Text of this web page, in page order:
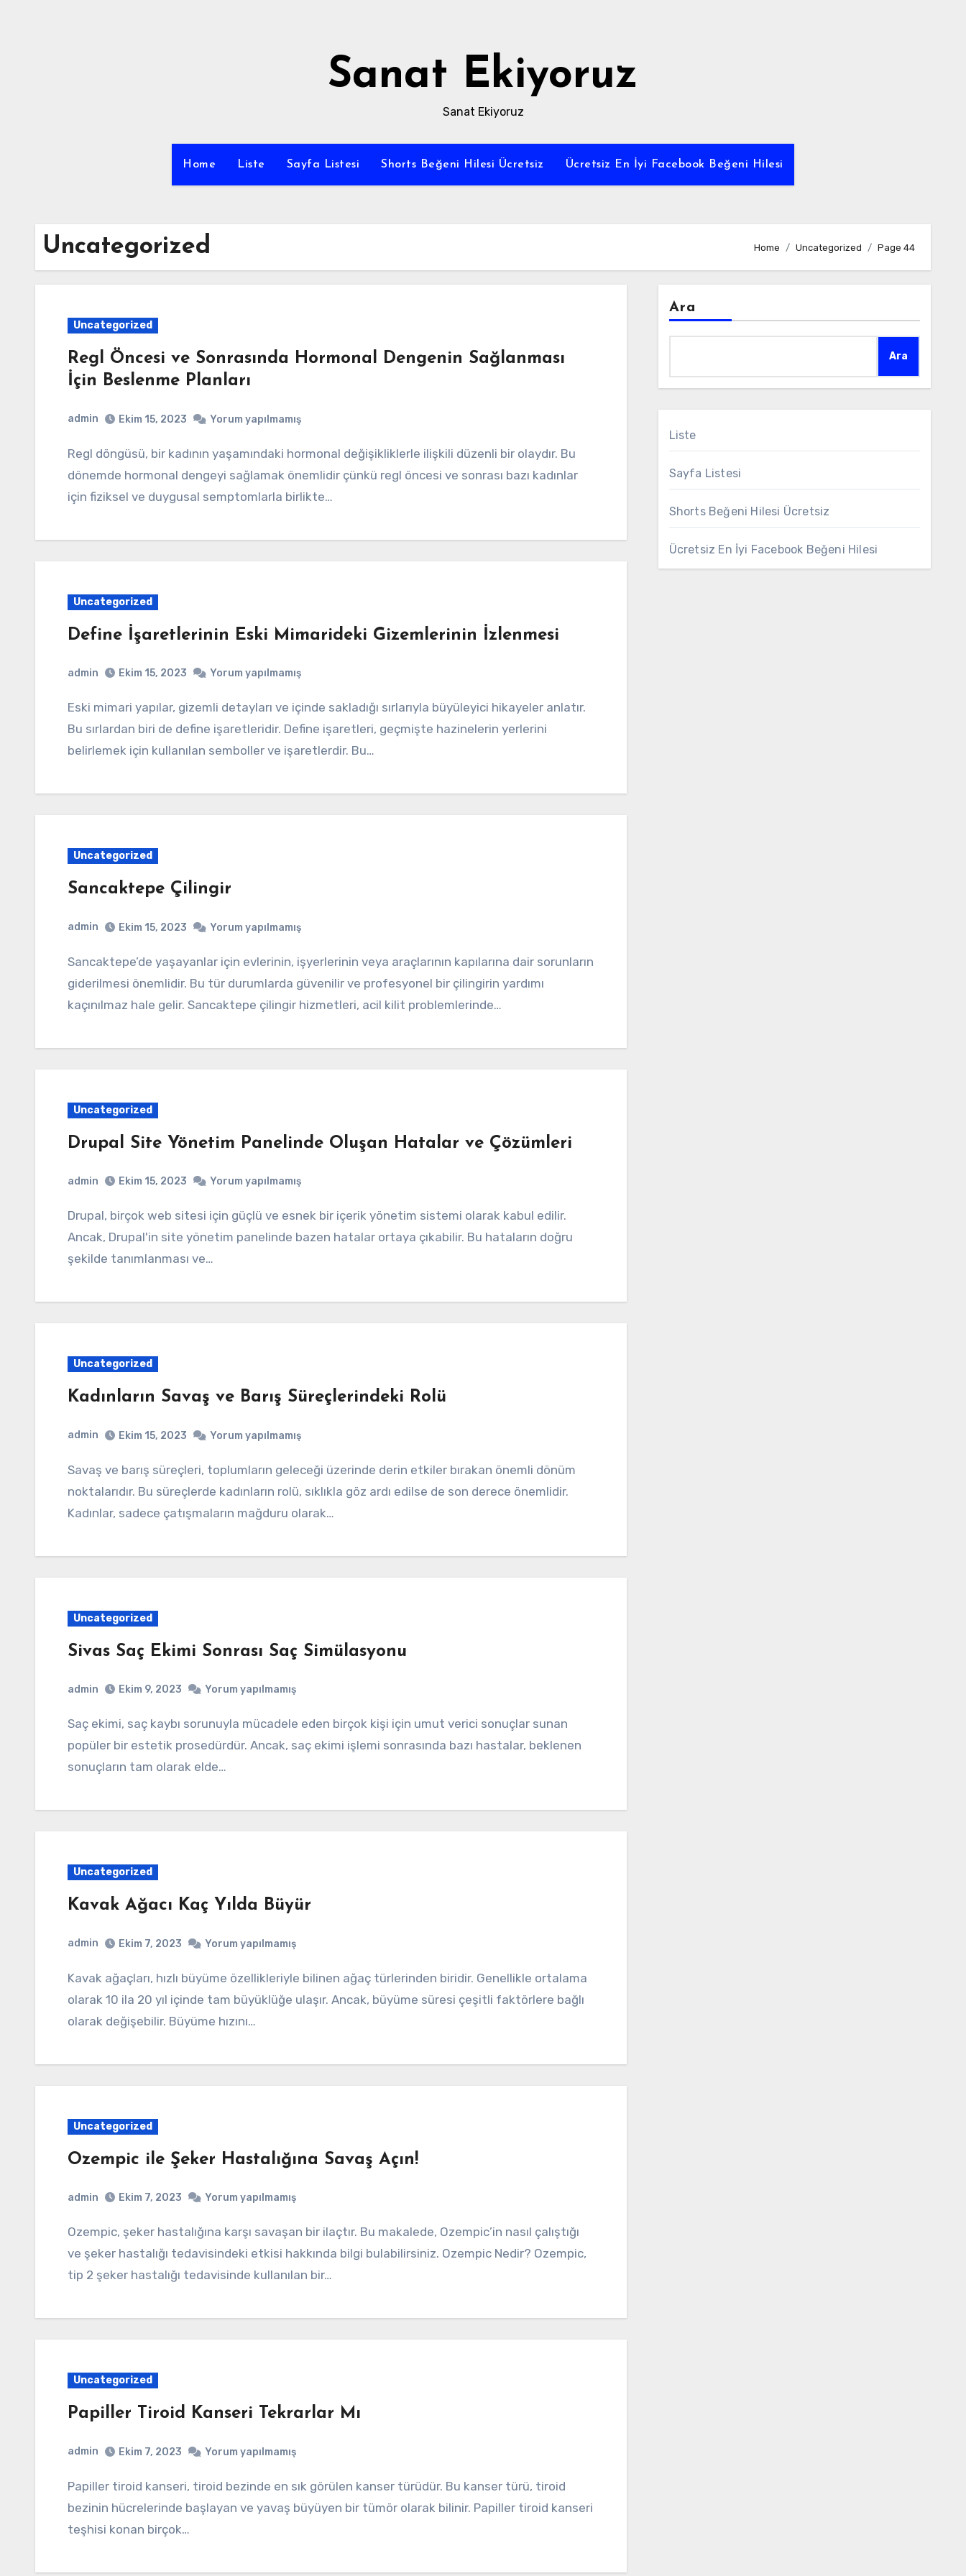
Sanat Ekiyoruz
Sanat Ekiyoruz
Home Liste Sayfa Listesi Shorts Beğeni Hilesi Ücretsiz Ücretsiz En İyi Facebook Beğeni Hilesi
Uncategorized Home Uncategorized Page 44
Uncategorized
Regl Öncesi ve Sonrasında Hormonal Dengenin Sağlanması
İçin Beslenme Planları
admin Ekim 15, 2023 Yorum yapılmamış
Regl döngüsü, bir kadının yaşamındaki hormonal değişikliklerle ilişkili düzenli bir olaydır. Bu
dönemde hormonal dengeyi sağlamak önemlidir çünkü regl öncesi ve sonrası bazı kadınlar
için fiziksel ve duygusal semptomlarla birlikte…
Uncategorized
Define İşaretlerinin Eski Mimarideki Gizemlerinin İzlenmesi
admin Ekim 15, 2023 Yorum yapılmamış
Eski mimari yapılar, gizemli detayları ve içinde sakladığı sırlarıyla büyüleyici hikayeler anlatır.
Bu sırlardan biri de define işaretleridir. Define işaretleri, geçmişte hazinelerin yerlerini
belirlemek için kullanılan semboller ve işaretlerdir. Bu…
Uncategorized
Sancaktepe Çilingir
admin Ekim 15, 2023 Yorum yapılmamış
Sancaktepe’de yaşayanlar için evlerinin, işyerlerinin veya araçlarının kapılarına dair sorunların
giderilmesi önemlidir. Bu tür durumlarda güvenilir ve profesyonel bir çilingirin yardımı
kaçınılmaz hale gelir. Sancaktepe çilingir hizmetleri, acil kilit problemlerinde…
Uncategorized
Drupal Site Yönetim Panelinde Oluşan Hatalar ve Çözümleri
admin Ekim 15, 2023 Yorum yapılmamış
Drupal, birçok web sitesi için güçlü ve esnek bir içerik yönetim sistemi olarak kabul edilir.
Ancak, Drupal'in site yönetim panelinde bazen hatalar ortaya çıkabilir. Bu hataların doğru
şekilde tanımlanması ve…
Uncategorized
Kadınların Savaş ve Barış Süreçlerindeki Rolü
admin Ekim 15, 2023 Yorum yapılmamış
Savaş ve barış süreçleri, toplumların geleceği üzerinde derin etkiler bırakan önemli dönüm
noktalarıdır. Bu süreçlerde kadınların rolü, sıklıkla göz ardı edilse de son derece önemlidir.
Kadınlar, sadece çatışmaların mağduru olarak…
Uncategorized
Sivas Saç Ekimi Sonrası Saç Simülasyonu
admin Ekim 9, 2023 Yorum yapılmamış
Saç ekimi, saç kaybı sorunuyla mücadele eden birçok kişi için umut verici sonuçlar sunan
popüler bir estetik prosedürdür. Ancak, saç ekimi işlemi sonrasında bazı hastalar, beklenen
sonuçların tam olarak elde…
Uncategorized
Kavak Ağacı Kaç Yılda Büyür
admin Ekim 7, 2023 Yorum yapılmamış
Kavak ağaçları, hızlı büyüme özellikleriyle bilinen ağaç türlerinden biridir. Genellikle ortalama
olarak 10 ila 20 yıl içinde tam büyüklüğe ulaşır. Ancak, büyüme süresi çeşitli faktörlere bağlı
olarak değişebilir. Büyüme hızını…
Uncategorized
Ozempic ile Şeker Hastalığına Savaş Açın!
admin Ekim 7, 2023 Yorum yapılmamış
Ozempic, şeker hastalığına karşı savaşan bir ilaçtır. Bu makalede, Ozempic’in nasıl çalıştığı
ve şeker hastalığı tedavisindeki etkisi hakkında bilgi bulabilirsiniz. Ozempic Nedir? Ozempic,
tip 2 şeker hastalığı tedavisinde kullanılan bir…
Uncategorized
Papiller Tiroid Kanseri Tekrarlar Mı
admin Ekim 7, 2023 Yorum yapılmamış
Papiller tiroid kanseri, tiroid bezinde en sık görülen kanser türüdür. Bu kanser türü, tiroid
bezinin hücrelerinde başlayan ve yavaş büyüyen bir tümör olarak bilinir. Papiller tiroid kanseri
teşhisi konan birçok…
Ara
Ara
Liste
Sayfa Listesi
Shorts Beğeni Hilesi Ücretsiz
Ücretsiz En İyi Facebook Beğeni Hilesi